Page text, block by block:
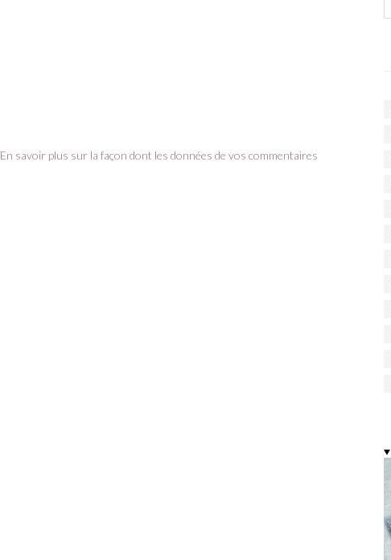
En savoir plus sur la façon dont les données de vos commentaires